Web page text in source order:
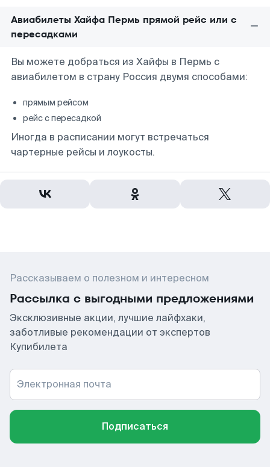
Авиабилеты Хайфа Пермь прямой рейс или с
пересадками
Вы можете добраться из Хайфы в Пермь с
авиабилетом в страну Россия двумя способами:
прямым рейсом
рейс с пересадкой
Иногда в расписании могут встречаться
чартерные рейсы и лоукосты.
Рассказываем о полезном и интересном
Рассылка с выгодными предложениями
Эксклюзивные акции, лучшие лайфхаки,
заботливые рекомендации от экспертов
Купибилета
Электронная почта
Подписаться